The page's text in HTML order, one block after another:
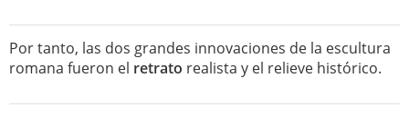
Por tanto, las dos grandes innovaciones de la escultura
romana fueron el retrato realista y el relieve histórico.